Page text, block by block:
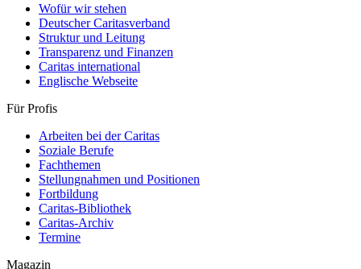
Wofür wir stehen
Deutscher Caritasverband
Struktur und Leitung
Transparenz und Finanzen
Caritas international
Englische Webseite
Für Profis
Arbeiten bei der Caritas
Soziale Berufe
Fachthemen
Stellungnahmen und Positionen
Fortbildung
Caritas-Bibliothek
Caritas-Archiv
Termine
Magazin